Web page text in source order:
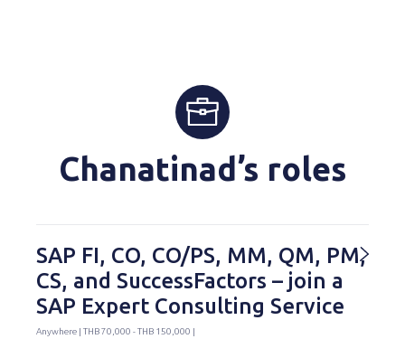
Chanatinad’s roles
SAP FI, CO, CO/PS, MM, QM, PM,
CS, and SuccessFactors – join a
SAP Expert Consulting Service
Anywhere | THB 70,000 - THB 150,000 |